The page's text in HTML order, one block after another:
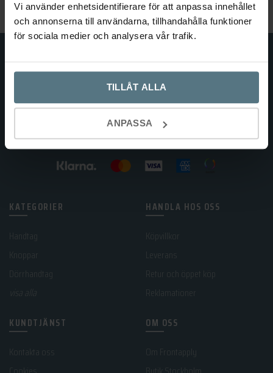
Vi använder enhetsidentifierare för att anpassa innehållet
och annonserna till användarna, tillhandahålla funktioner
för sociala medier och analysera vår trafik.
TILLÅT ALLA
ANPASSA
KATEGORIER
Handtag
Dörrhandtag
HANDLA HOS OSS
Retur och öppet köp
Reklamationer
KUNDTJÄNST
Kontakta oss
OM OSS
Om Frontapply